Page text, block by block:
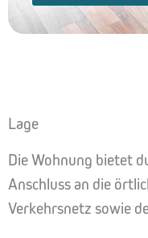
Lage
Die Wohnung bietet
Anschluss an die
Verkehrsnetz sowie